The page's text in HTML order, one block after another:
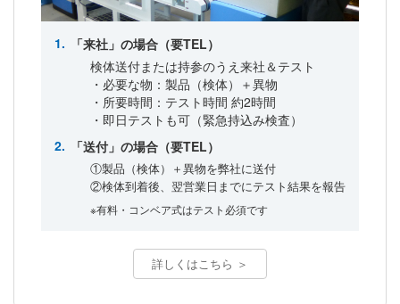
「来社」の場合（要TEL）
検体送付または持参のうえ来社＆テスト
・必要な物：製品（検体）＋異物
・所要時間：テスト時間 約2時間
・即日テストも可（緊急持込み検査）
「送付」の場合（要TEL）
①製品（検体）＋異物を弊社に送付
②検体到着後、翌営業日までにテスト結果を報告
※有料・コンベア式はテスト必須です
詳しくはこちら ＞